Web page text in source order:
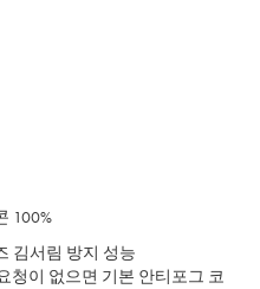
100%
김서림 방지 성능
청이 없으면 기본 안티포그 코